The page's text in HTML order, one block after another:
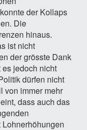
der Kollaps
Die
hinaus.
ist nicht
der grösste Dank
jedoch nicht
dürfen nicht
von immer mehr
dass auch das